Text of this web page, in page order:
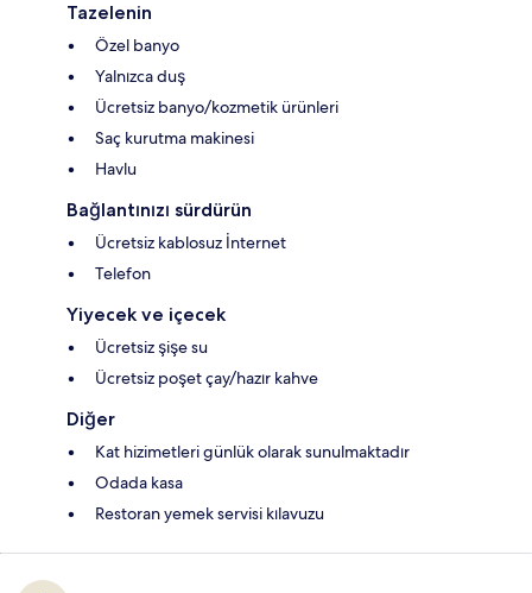
Tazelenin
Özel banyo
Yalnızca duş
Ücretsiz banyo/kozmetik ürünleri
Saç kurutma makinesi
Havlu
Bağlantınızı sürdürün
Ücretsiz kablosuz İnternet
Telefon
Yiyecek ve içecek
Ücretsiz şişe su
Ücretsiz poşet çay/hazır kahve
Diğer
Kat hizimetleri günlük olarak sunulmaktadır
Odada kasa
Restoran yemek servisi kılavuzu